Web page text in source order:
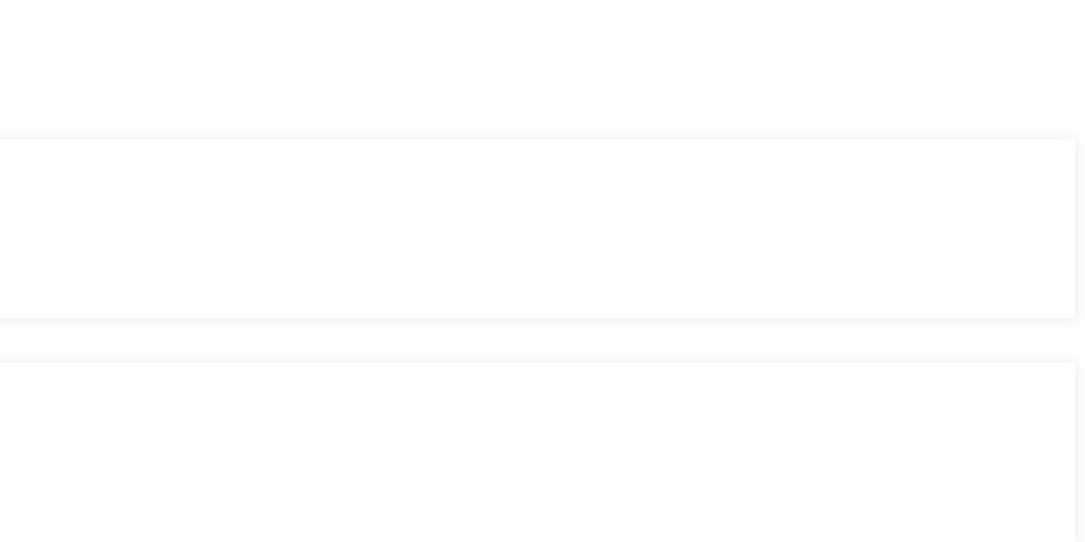
senza complicazioni.
del mercato.
piattaforme e dApp.